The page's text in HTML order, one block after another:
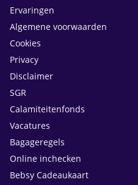
Ervaringen
Algemene voorwaarden
Cookies
Privacy
Disclaimer
SGR
Calamiteitenfonds
Vacatures
Bagageregels
Online inchecken
Bebsy Cadeaukaart